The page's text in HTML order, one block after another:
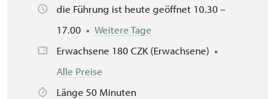
die Führung ist heute geöffnet 10.30 –
17.00
Weitere Tage
Erwachsene 180 CZK (Erwachsene)
Alle Preise
Länge 50 Minuten